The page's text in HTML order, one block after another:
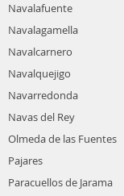
Navalafuente
Navalagamella
Navalcarnero
Navalquejigo
Navarredonda
Navas del Rey
Olmeda de las Fuentes
Pajares
Paracuellos de Jarama